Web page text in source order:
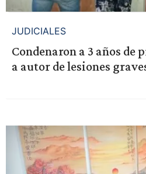
JUDICIALES
Condenaron a 3 años de
a autor de lesiones